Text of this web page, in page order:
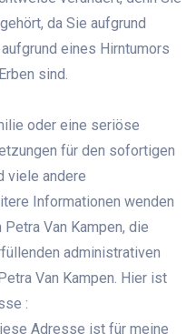
da Sie aufgrund
eines Hirntumors
sind.
oder eine seriöse
für den sofortigen
viele andere
Informationen wenden
Van Kampen, die
administrativen
Van Kampen. Hier ist
:
Adresse ist für meine